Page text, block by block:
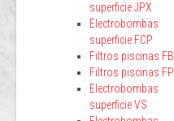
superficie JPX
Electrobombas
superficie FCP
Filtros piscinas FB
Filtros piscinas FP
Electrobombas
superficie VS